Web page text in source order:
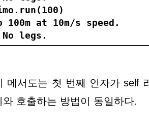
100m at 10m/s speed.
legs.
메서도는 첫 번째 인자가 self
와 호출하는 방법이 동일하다.